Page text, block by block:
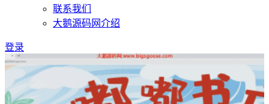
联系我们
大鹅源码网介绍
登录